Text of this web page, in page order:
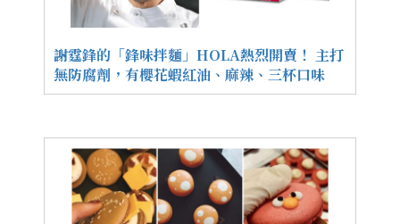
謝霆鋒的「鋒味拌麵」HOLA熱烈開賣！ 主打
無防腐劑，有櫻花蝦紅油、麻辣、三杯口味